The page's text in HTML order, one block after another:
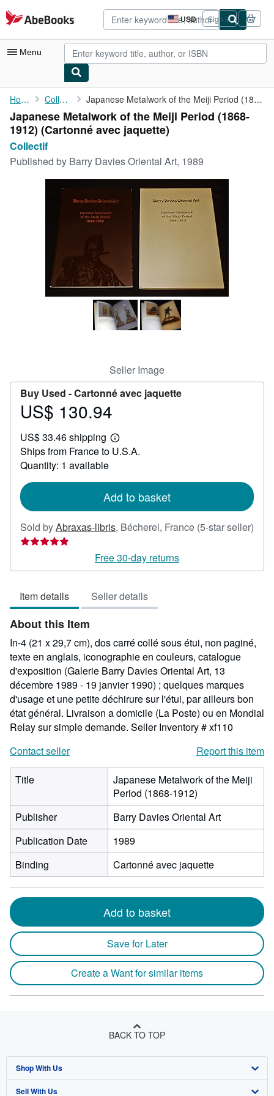
Skip to main content
AbeBooks.com USD
Site
shopping
preferences
Sign in
Menu
My Account
My Purchases
Advanced Search
Browse Collections
Art & Collectibles
CLOSE
Home Collectif Japanese Metalwork of the Meiji Period (1868-1912)
Japanese Metalwork of the Meiji Period (1868-
1912) (Cartonné avec jaquette)
Collectif
Published by Barry Davies Oriental Art, 1989
Seller Image
Buy Used -Cartonné avec jaquette
Price
130.94
US$ 130.94
US$ 33.46 shipping
Learn
more
Ships from France to U.S.A.
Quantity: 1 available
Add to basket
Sold byAbraxas-libris, Bécherel, France (5-star seller)
Seller
5
of
5
stars
Free 30-day returns
Item details Seller details
About this Item
In-4 (21 x 29,7 cm), dos carré collé sous étui, non paginé,
texte en anglais, iconographie en couleurs, catalogue
d'exposition (Galerie Barry Davies Oriental Art, 13
décembre 1989 - 19 janvier 1990) ; quelques marques
d'usage et une petite déchirure sur l'étui, par ailleurs bon
état général. Livraison a domicile (La Poste) ou en Mondial
Relay sur simple demande. Seller Inventory # xf110
Contact seller
Report this item
Title
Japanese Metalwork of the Meiji
Period (1868-1912)
Publisher
Barry Davies Oriental Art
Publication Date
1989
Binding
Cartonné avec jaquette
Add to basket
Save for Later
Create a Want for similar items
BACK TO TOP
Shop With Us
Advanced Search
Sell With Us